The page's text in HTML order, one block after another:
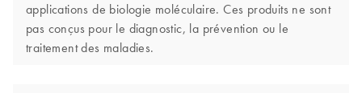
applications de biologie moléculaire. Ces produits ne sont
pas conçus pour le diagnostic, la prévention ou le
traitement des maladies.